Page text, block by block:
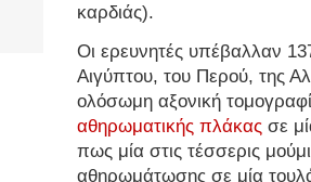
καρδιάς).
Οι ερευνητές υπέβαλλαν
Αιγύπτου, του Περού, της
ολόσωμη αξονική
αθηρωματικής πλάκας σε
πως μία στις τέσσερις
αθηρωμάτωσης σε μία